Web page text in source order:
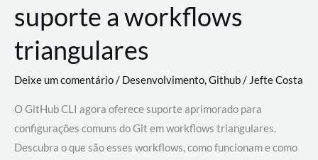
suporte a workflows
triangulares
Deixe um comentário/ Desenvolvimento,Github/ Jefte Costa
O GitHub CLI agora oferece suporte aprimorado para
configurações comuns do Git em workflows triangulares.
Descubra o que são esses workflows, como funcionam e como